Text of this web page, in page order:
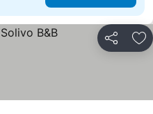
Jaa